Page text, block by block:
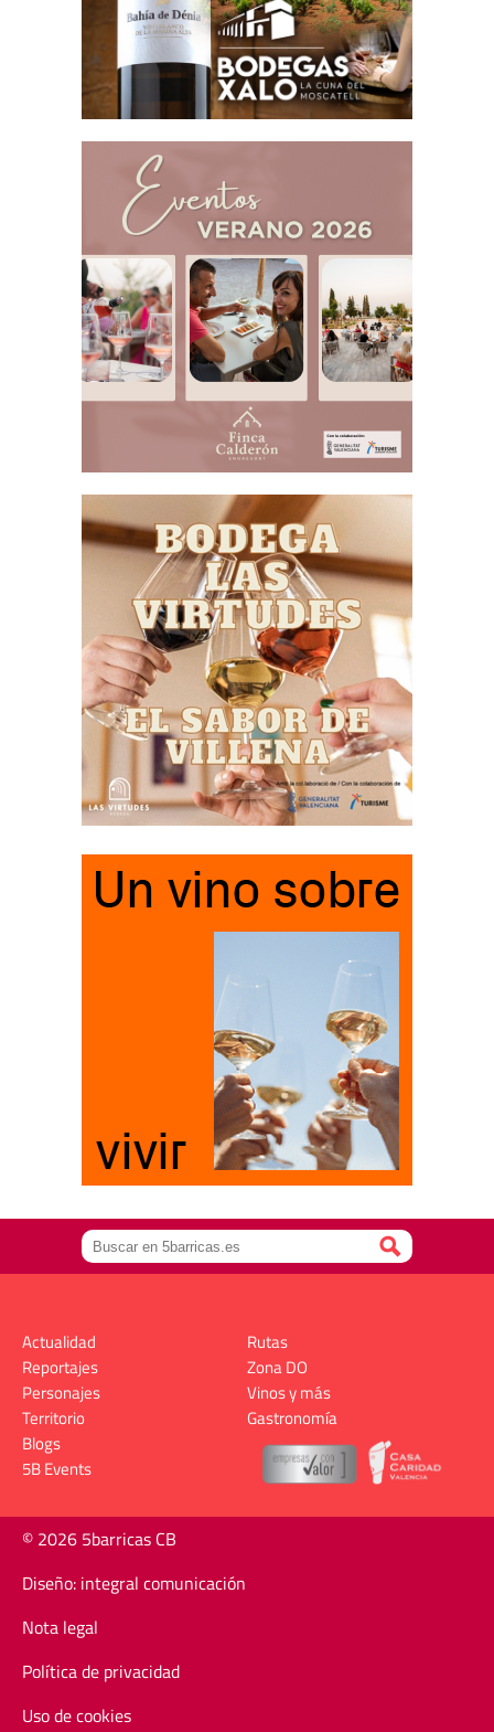
Actualidad
Reportajes
Personajes
Territorio
Rutas
Zona DO
Vinos y más
Gastronomía
Blogs
5B Events
© 2026 5barricas CB
Diseño: integral comunicación
Nota legal
Política de privacidad
Uso de cookies